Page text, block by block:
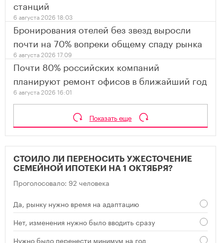
станций
6 августа 2026 18:03
Бронирования отелей без звезд выросли
почти на 70% вопреки общему спаду рынка
6 августа 2026 17:09
Почти 80% российских компаний
планируют ремонт офисов в ближайший год
6 августа 2026 16:01
Показать еще
СТОИЛО ЛИ ПЕРЕНОСИТЬ УЖЕСТОЧЕНИЕ
СЕМЕЙНОЙ ИПОТЕКИ НА 1 ОКТЯБРЯ?
Проголосовало: 92 человека
Да, рынку нужно время на адаптацию
Нет, изменения нужно было вводить сразу
Нужно было перенести минимум на год